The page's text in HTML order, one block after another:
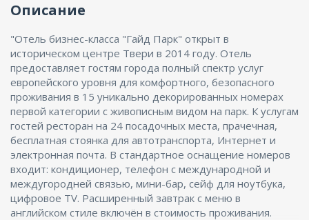
Описание
"Отель бизнес-класса "Гайд Парк" открыт в
историческом центре Твери в 2014 году. Отель
предоставляет гостям города полный спектр услуг
европейского уровня для комфортного, безопасного
проживания в 15 уникально декорированных номерах
первой категории с живописным видом на парк. К услугам
гостей ресторан на 24 посадочных места, прачечная,
бесплатная стоянка для автотранспорта, Интернет и
электронная почта. В стандартное оснащение номеров
входит: кондиционер, телефон с международной и
междугородней связью, мини-бар, сейф для ноутбука,
цифровое TV. Расширенный завтрак с меню в
английском стиле включён в стоимость проживания.